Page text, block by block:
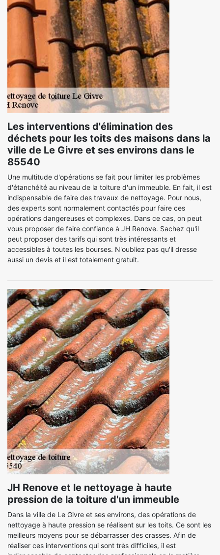
Les interventions d'élimination des
déchets pour les toits des maisons dans la
ville de Le Givre et ses environs dans le
85540
Une multitude d'opérations se fait pour limiter les problèmes
d'étanchéité au niveau de la toiture d'un immeuble. En fait, il est
indispensable de faire des travaux de nettoyage. Pour nous,
des experts sont normalement contactés pour faire ces
opérations dangereuses et complexes. Dans ce cas, on peut
vous proposer de faire confiance à JH Renove. Sachez qu'il
peut proposer des tarifs qui sont très intéressants et
accessibles à toutes les bourses. N'oubliez pas qu'il dresse
aussi un devis et il est totalement gratuit.
JH Renove et le nettoyage à haute
pression de la toiture d'un immeuble
Dans la ville de Le Givre et ses environs, des opérations de
nettoyage à haute pression se réalisent sur les toits. Ce sont les
meilleurs moyens pour se débarrasser des crasses. Afin de
réaliser ces interventions qui sont très difficiles, il est